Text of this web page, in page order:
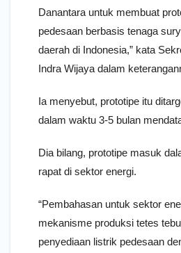
Danantara untuk membuat
pedesaan berbasis tenaga
daerah di Indonesia,” kata
Indra Wijaya dalam
Ia menyebut, prototipe itu
dalam waktu 3-5 bulan
Dia bilang, prototipe masuk
rapat di sektor energi.
“Pembahasan untuk sektor
mekanisme produksi tetes
penyediaan listrik pedesaan